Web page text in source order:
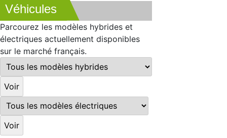
Véhicules
Parcourez les modèles hybrides et
électriques actuellement disponibles
sur le marché français.